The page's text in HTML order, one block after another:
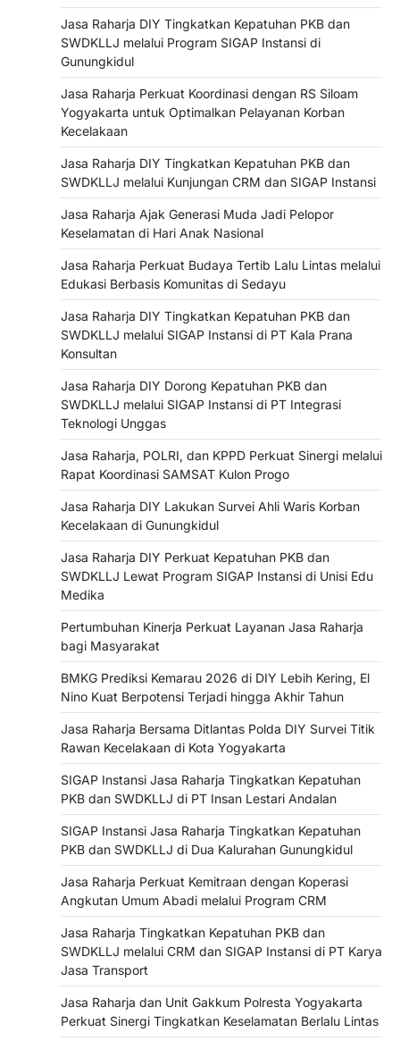
Jasa Raharja DIY Tingkatkan Kepatuhan PKB dan
SWDKLLJ melalui Program SIGAP Instansi di
Gunungkidul
Jasa Raharja Perkuat Koordinasi dengan RS Siloam
Yogyakarta untuk Optimalkan Pelayanan Korban
Kecelakaan
Jasa Raharja DIY Tingkatkan Kepatuhan PKB dan
SWDKLLJ melalui Kunjungan CRM dan SIGAP Instansi
Jasa Raharja Ajak Generasi Muda Jadi Pelopor
Keselamatan di Hari Anak Nasional
Jasa Raharja Perkuat Budaya Tertib Lalu Lintas melalui
Edukasi Berbasis Komunitas di Sedayu
Jasa Raharja DIY Tingkatkan Kepatuhan PKB dan
SWDKLLJ melalui SIGAP Instansi di PT Kala Prana
Konsultan
Jasa Raharja DIY Dorong Kepatuhan PKB dan
SWDKLLJ melalui SIGAP Instansi di PT Integrasi
Teknologi Unggas
Jasa Raharja, POLRI, dan KPPD Perkuat Sinergi melalui
Rapat Koordinasi SAMSAT Kulon Progo
Jasa Raharja DIY Lakukan Survei Ahli Waris Korban
Kecelakaan di Gunungkidul
Jasa Raharja DIY Perkuat Kepatuhan PKB dan
SWDKLLJ Lewat Program SIGAP Instansi di Unisi Edu
Medika
Pertumbuhan Kinerja Perkuat Layanan Jasa Raharja
bagi Masyarakat
BMKG Prediksi Kemarau 2026 di DIY Lebih Kering, El
Nino Kuat Berpotensi Terjadi hingga Akhir Tahun
Jasa Raharja Bersama Ditlantas Polda DIY Survei Titik
Rawan Kecelakaan di Kota Yogyakarta
SIGAP Instansi Jasa Raharja Tingkatkan Kepatuhan
PKB dan SWDKLLJ di PT Insan Lestari Andalan
SIGAP Instansi Jasa Raharja Tingkatkan Kepatuhan
PKB dan SWDKLLJ di Dua Kalurahan Gunungkidul
Jasa Raharja Perkuat Kemitraan dengan Koperasi
Angkutan Umum Abadi melalui Program CRM
Jasa Raharja Tingkatkan Kepatuhan PKB dan
SWDKLLJ melalui CRM dan SIGAP Instansi di PT Karya
Jasa Transport
Jasa Raharja dan Unit Gakkum Polresta Yogyakarta
Perkuat Sinergi Tingkatkan Keselamatan Berlalu Lintas